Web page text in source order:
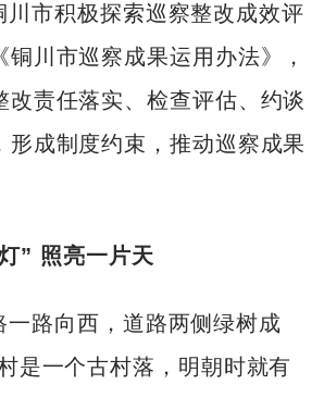
川市积极探索巡察整改成效评
川市巡察成果运用办法》，
改责任落实、检查评估、约谈
形成制度约束，推动巡察成果
” 照亮一片天
一路向西，道路两侧绿树成
是一个古村落，明朝时就有